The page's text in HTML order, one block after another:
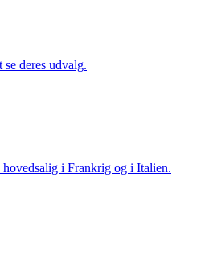
deres udvalg.
i Frankrig og i Italien.